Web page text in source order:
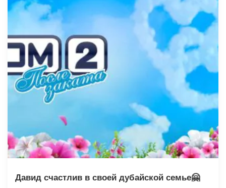
Давид счастлив в своей дубайской семье🤗